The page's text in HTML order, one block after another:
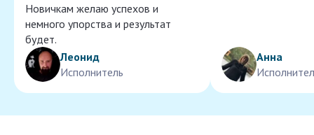
Новичкам желаю успехов и
немного упорства и результат
будет.
Леонид
Исполнитель
Анна